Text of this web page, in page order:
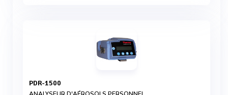
PDR-1500